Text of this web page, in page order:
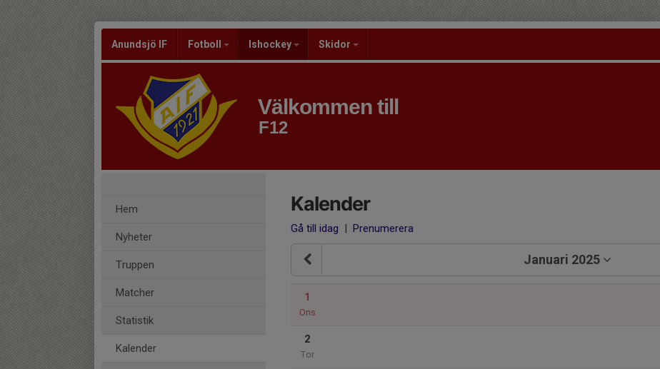
Anundsjö IF Fotboll Ishockey Skidor
Välkommen till
F12
Hem
Nyheter
Truppen
Matcher
Statistik
Kalender
Kalender
Gå till idag | Prenumerera
Januari 2025
1
Ons
2
Tor